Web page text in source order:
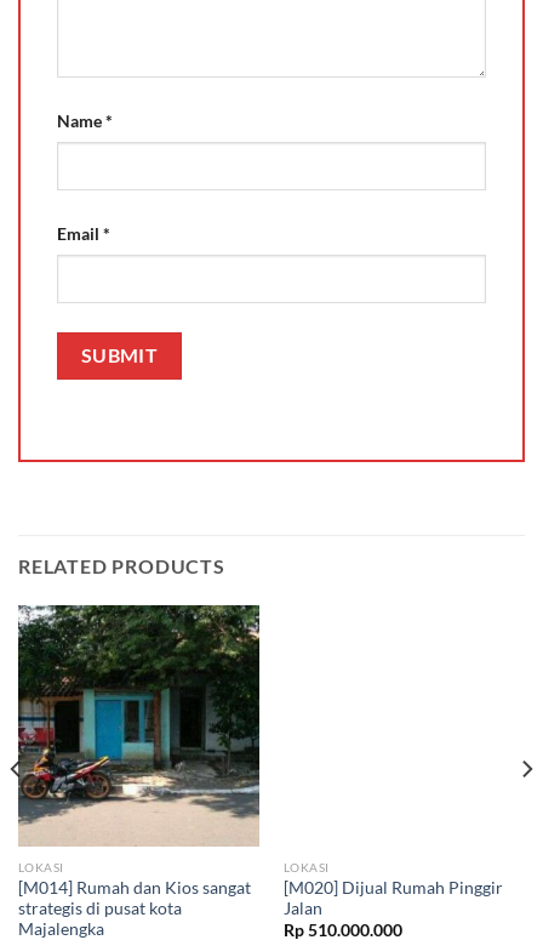
Name*
Email *
RELATED PRODUCTS
LOKASI
[M014] Rumah dan Kios sangat
strategis di pusat kota
Majalengka
LOKASI
[M020] Dijual Rumah Pinggir
Jalan
Rp510.000.000